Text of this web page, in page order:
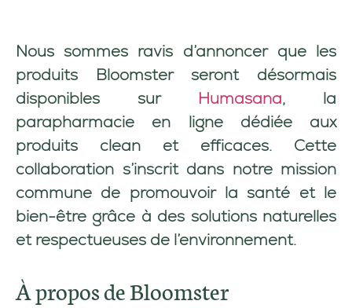
Nous sommes ravis d’annoncer que les
produits Bloomster seront désormais
disponibles sur Humasana, la
parapharmacie en ligne dédiée aux
produits clean et efficaces. Cette
collaboration s’inscrit dans notre mission
commune de promouvoir la santé et le
bien-être grâce à des solutions naturelles
et respectueuses de l’environnement.
À propos de Bloomster